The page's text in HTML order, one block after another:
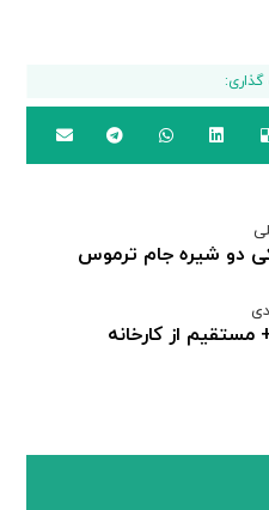
دو شیره جام ترموس
از کارخانه